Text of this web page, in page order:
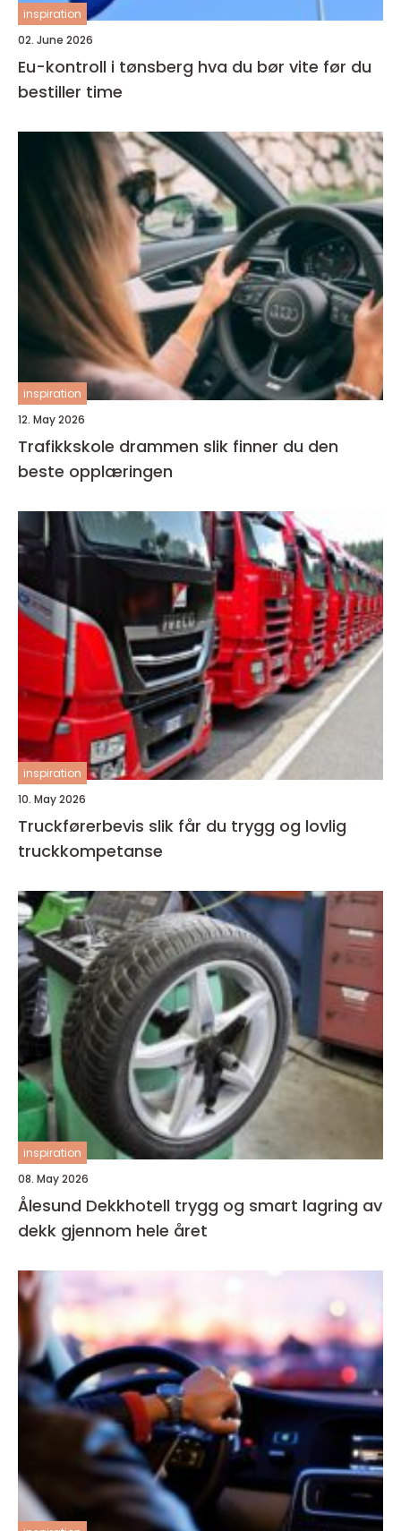
inspiration
02. June 2026
Eu-kontroll i tønsberg hva du bør vite før du
bestiller time
inspiration
12. May 2026
Trafikkskole drammen slik finner du den
beste opplæringen
inspiration
10. May 2026
Truckførerbevis slik får du trygg og lovlig
truckkompetanse
inspiration
08. May 2026
Ålesund Dekkhotell trygg og smart lagring av
dekk gjennom hele året